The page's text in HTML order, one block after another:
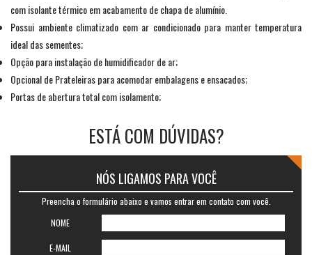
com isolante térmico em acabamento de chapa de alumínio.
Possui ambiente climatizado com ar condicionado para manter temperatura
ideal das sementes;
Opção para instalação de humidificador de ar;
Opcional de Prateleiras para acomodar embalagens e ensacados;
Portas de abertura total com isolamento;
ESTÁ COM DÚVIDAS?
NÓS LIGAMOS PARA VOCÊ
Preencha o formulário abaixo e vamos entrar em contato com você.
NOME
E-MAIL